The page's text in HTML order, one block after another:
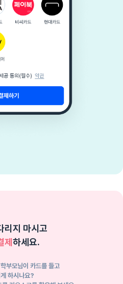
리지 마시고
제 하세요.
부모님이 카드를 들고
하시나요?